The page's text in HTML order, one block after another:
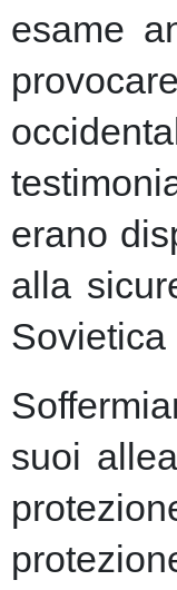
esame
erano
alla
Sovietica
suoi